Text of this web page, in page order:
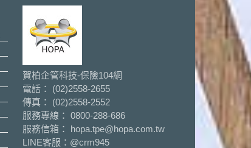
賀柏企管科技-保險104網
電話： (02)2558-2655
傳真： (02)2558-2552
服務專線： 0800-288-686
服務信箱： hopa.tpe@hopa.com.tw
LINE客服： @crm945